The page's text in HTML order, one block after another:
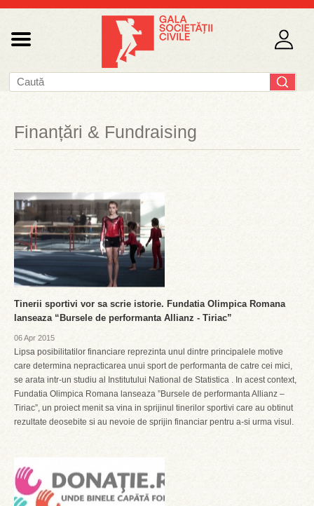
Finanțări & Fundraising
Tinerii sportivi vor sa scrie istorie. Fundatia Olimpica Romana
lanseaza “Bursele de performanta Allianz - Tiriac”
06 Apr 2015
Lipsa posibilitatilor financiare reprezinta unul dintre principalele motive
care determina nepracticarea unui sport de performanta de catre cei mici,
se arata intr-un studiu al Institutului National de Statistica . In acest context,
Fundatia Olimpica Romana lanseaza ”Bursele de performanta Allianz –
Tiriac”, un proiect menit sa vina in sprijinul tinerilor sportivi care au obtinut
rezultate deosebite si au nevoie de sprijin financiar pentru a-si urma visul.